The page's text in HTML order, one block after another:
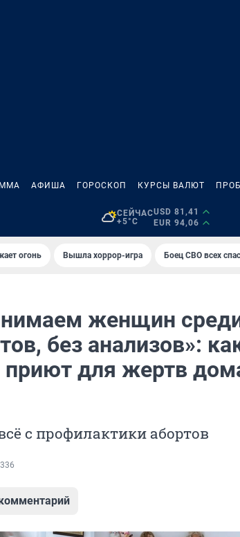
АФИША ГОРОСКОП КУРСЫ ВАЛЮТ
СЕЙЧАС
+5°C
USD 81,41
EUR 94,06
огонь Вышла хоррор-игра Боец СВО всех
женщин
без анализов»:
для жертв
с профилактики абортов
336